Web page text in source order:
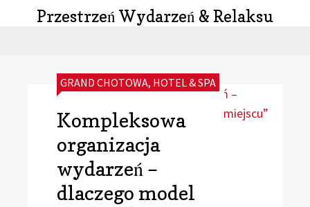
Przestrzeń Wydarzeń & Relaksu
CATEGORIES:
GRAND CHOTOWA, HOTEL & SPA
Kompleksowa
organizacja
wydarzeń –
dlaczego model